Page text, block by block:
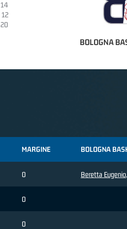
14
12
20
BOLOGNA
MARGINE BOLOGNA
0 Beretta Eugenio
0
0